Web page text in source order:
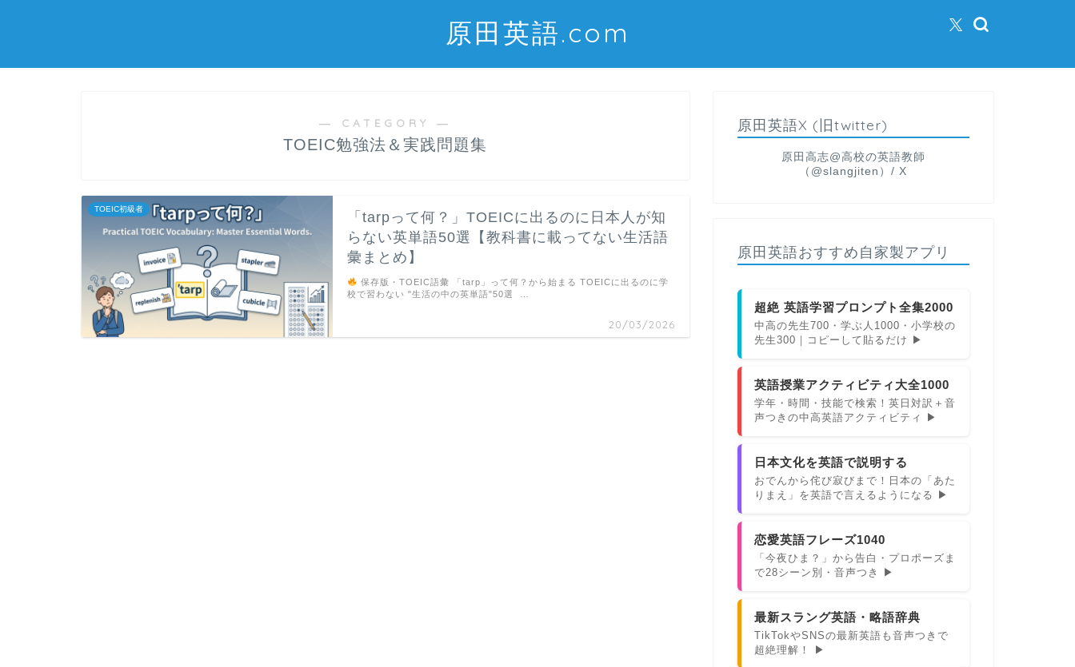
原田英語.com
― CATEGORY ―
TOEIC勉強法＆実践問題集
TOEIC初級者
「tarpって何？」TOEICに出るのに日本人が知
らない英単語50選【教科書に載ってない生活語
彙まとめ】
20/03/2026
保存版・TOEIC語彙 「tarp」って何？から始まる TOEICに出るのに学
校で習わない "生活の中の英単語"50選 …
原田英語X (旧twitter)
原田高志@高校の英語教師
（@slangjiten）/ X
原田英語おすすめ自家製アプリ
超絶 英語学習プロンプト全集2000
中高の先生700・学ぶ人1000・小学校の
先生300｜コピーして貼るだけ ▶
英語授業アクティビティ大全1000
学年・時間・技能で検索！英日対訳＋音
声つきの中高英語アクティビティ ▶
日本文化を英語で説明する
おでんから侘び寂びまで！日本の「あた
りまえ」を英語で言えるようになる ▶
恋愛英語フレーズ1040
「今夜ひま？」から告白・プロポーズま
で28シーン別・音声つき ▶
最新スラング英語・略語辞典
TikTokやSNSの最新英語も音声つきで
超絶理解！ ▶